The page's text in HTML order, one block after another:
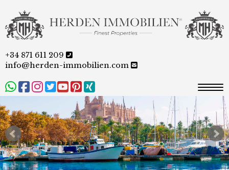
+34 871 611 209
info@herden-immobilien.com